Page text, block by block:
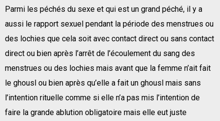
Parmi les péchés du sexe et qui est un grand péché, il y a
aussi le rapport sexuel pendant la période des menstrues ou
des lochies que cela soit avec contact direct ou sans contact
direct ou bien après l’arrêt de l’écoulement du sang des
menstrues ou des lochies mais avant que la femme n’ait fait
le ghousl ou bien après qu’elle a fait un ghousl mais sans
l’intention rituelle comme si elle n’a pas mis l’intention de
faire la grande ablution obligatoire mais elle eut juste